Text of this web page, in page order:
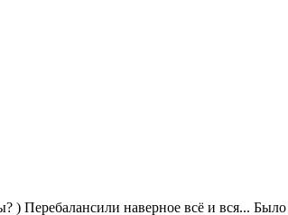
наверное всё и вся... Было